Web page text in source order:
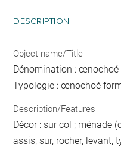
DESCRIPTION
Object name/Title
Dénomination : œnochoé
Typologie : œnochoé
Description/Features
Décor : sur col ; ménade
assis, sur, rocher, levant,